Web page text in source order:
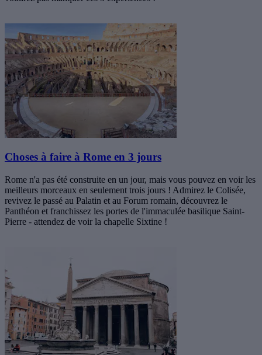
Choses à faire à Rome en 3 jours
Rome n'a pas été construite en un jour, mais vous pouvez en voir les
meilleurs morceaux en seulement trois jours ! Admirez le Colisée,
revivez le passé au Palatin et au Forum romain, découvrez le
Panthéon et franchissez les portes de l'immaculée basilique Saint-
Pierre - attendez de voir la chapelle Sixtine !